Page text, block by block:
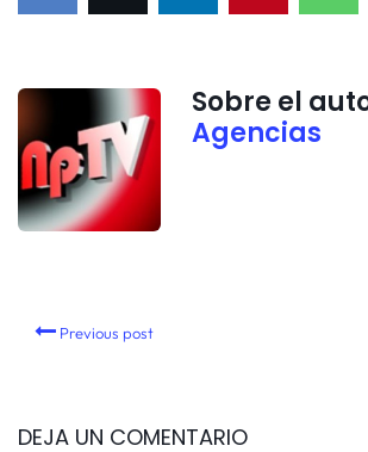
Sobre el
Agencias
Previous post
DEJA UN COMENTARIO